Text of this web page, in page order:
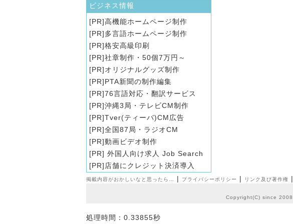
ビジネス情報
高機能ホームページ制作
多言語ホームページ制作
格安高級印刷
社章制作・50個7万円～
オリジナルグッズ制作
PTA新聞の制作編集
76言語対応・翻訳サービス
沖縄3局・テレビCM制作
Tver(ティーバ)CM広告
全国87局・ラジオCM
動画ビデオ制作
外国人向け求人 Job Search
店舗にクレジット決済導入
掲載内容がおかしいなと思ったら… | プライバシーポリシー | リンク及び著作権 |
Copyright(C) since 2008
処理時間：0.33855秒